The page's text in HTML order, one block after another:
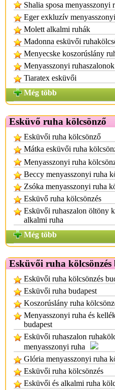
Shalia sposa menyasszonyi
Eger exkluzív
Molett alkalmi ruhák
Madonna esküvői
Menyecske koszorúslány
Menyasszonyi
Tiaratex esküvői
Még több
Esküvő ruha kölcsönző
Esküvői ruha kölcsönző
Mátka esküvői ruha
Menyasszonyi ruha
Beccy menyasszonyi ruha
Zsóka menyasszonyi ruha
Esküvő ruha kölcsönzés
Esküvői ruhaszalon öltöny
alkalmi ruha
Még több
Esküvői ruha kölcsönzés
Esküvői ruha kölcsönzés
Esküvői ruha budapest
Koszorúslány ruha
Menyasszonyi ruha és
budapest
Esküvői ruhaszalon
menyasszonyi ruha
Glória menyasszonyi ruha
Esküvői ruha kölcsönzés
Esküvői és alkalmi ruha